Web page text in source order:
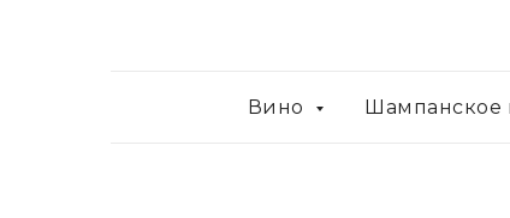
Вино Шампанское